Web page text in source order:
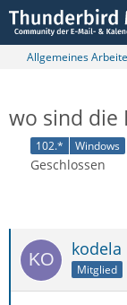
Allgemeines
wo sind die
102.* Windows
Geschlossen
kodela
Mitglied